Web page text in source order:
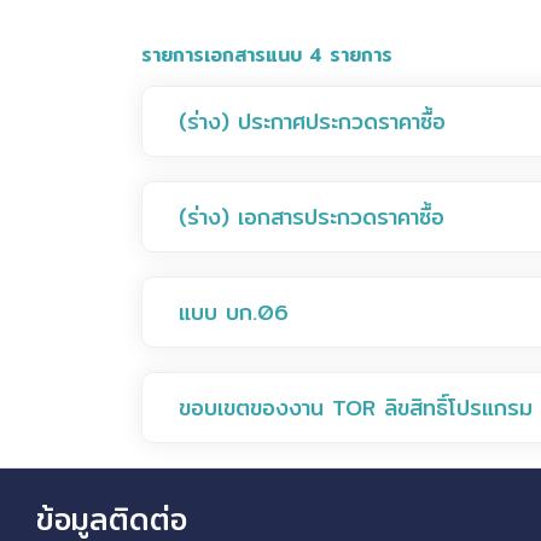
รายการเอกสารแนบ 4 รายการ
(ร่าง) ประกาศประกวดราคาซื้อ
(ร่าง) เอกสารประกวดราคาซื้อ
แบบ บก.06
ขอบเขตของงาน TOR ลิขสิทธิ์โปรแกร
ข้อมูลติดต่อ